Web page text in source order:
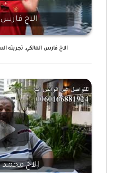
الاخ فارس
الاخ فارس المالكي, تجربته
الاخ محمد